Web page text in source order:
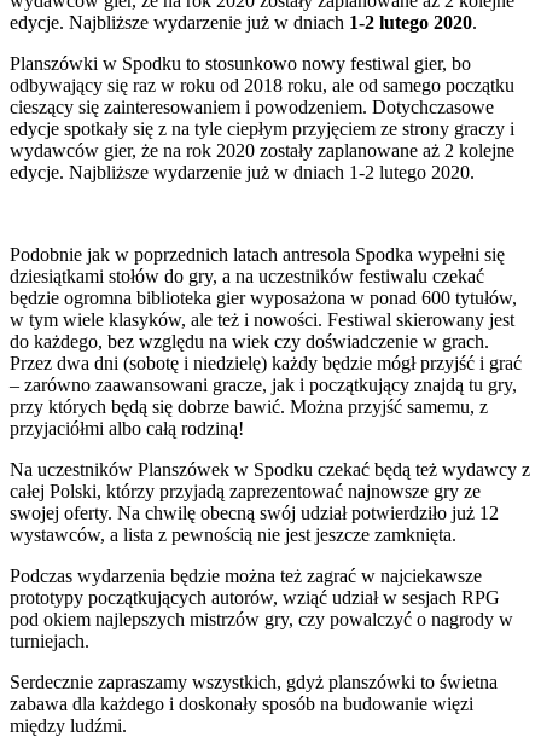
edycje. Najbliższe wydarzenie już w dniach 1-2 lutego 2020.
Planszówki w Spodku to stosunkowo nowy festiwal gier, bo
odbywający się raz w roku od 2018 roku, ale od samego początku
cieszący się zainteresowaniem i powodzeniem. Dotychczasowe
edycje spotkały się z na tyle ciepłym przyjęciem ze strony graczy i
wydawców gier, że na rok 2020 zostały zaplanowane aż 2 kolejne
edycje. Najbliższe wydarzenie już w dniach 1-2 lutego 2020.
Podobnie jak w poprzednich latach antresola Spodka wypełni się
dziesiątkami stołów do gry, a na uczestników festiwalu czekać
będzie ogromna biblioteka gier wyposażona w ponad 600 tytułów,
w tym wiele klasyków, ale też i nowości. Festiwal skierowany jest
do każdego, bez względu na wiek czy doświadczenie w grach.
Przez dwa dni (sobotę i niedzielę) każdy będzie mógł przyjść i grać
– zarówno zaawansowani gracze, jak i początkujący znajdą tu gry,
przy których będą się dobrze bawić. Można przyjść samemu, z
przyjaciółmi albo całą rodziną!
Na uczestników Planszówek w Spodku czekać będą też wydawcy z
całej Polski, którzy przyjadą zaprezentować najnowsze gry ze
swojej oferty. Na chwilę obecną swój udział potwierdziło już 12
wystawców, a lista z pewnością nie jest jeszcze zamknięta.
Podczas wydarzenia będzie można też zagrać w najciekawsze
prototypy początkujących autorów, wziąć udział w sesjach RPG
pod okiem najlepszych mistrzów gry, czy powalczyć o nagrody w
turniejach.
Serdecznie zapraszamy wszystkich, gdyż planszówki to świetna
zabawa dla każdego i doskonały sposób na budowanie więzi
między ludźmi.